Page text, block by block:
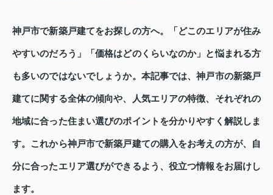
神戸市で新築戸建てをお探しの方へ。「どこのエリアが住み
やすいのだろう」「価格はどのくらいなのか」と悩まれる方
も多いのではないでしょうか。本記事では、神戸市の新築戸
建てに関する全体の傾向や、人気エリアの特徴、それぞれの
地域に合った住まい選びのポイントを分かりやすく解説しま
す。これから神戸市で新築戸建ての購入をお考えの方が、自
分に合ったエリア選びができるよう、役立つ情報をお届けし
ます。